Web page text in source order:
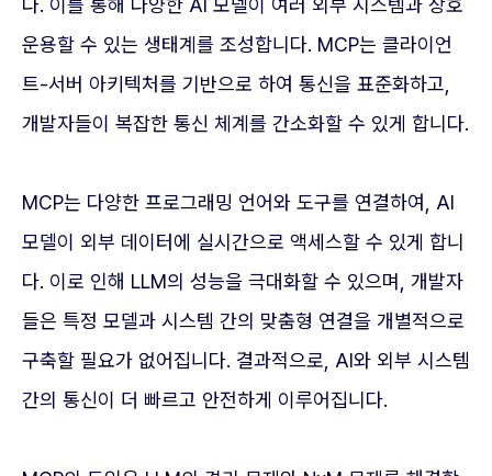
다. 이를 통해 다양한 AI 모델이 여러 외부 시스템과 상호
운용할 수 있는 생태계를 조성합니다. MCP는 클라이언
트-서버 아키텍처를 기반으로 하여 통신을 표준화하고,
개발자들이 복잡한 통신 체계를 간소화할 수 있게 합니다.
MCP는 다양한 프로그래밍 언어와 도구를 연결하여, AI
모델이 외부 데이터에 실시간으로 액세스할 수 있게 합니
다. 이로 인해 LLM의 성능을 극대화할 수 있으며, 개발자
들은 특정 모델과 시스템 간의 맞춤형 연결을 개별적으로
구축할 필요가 없어집니다. 결과적으로, AI와 외부 시스템
간의 통신이 더 빠르고 안전하게 이루어집니다.